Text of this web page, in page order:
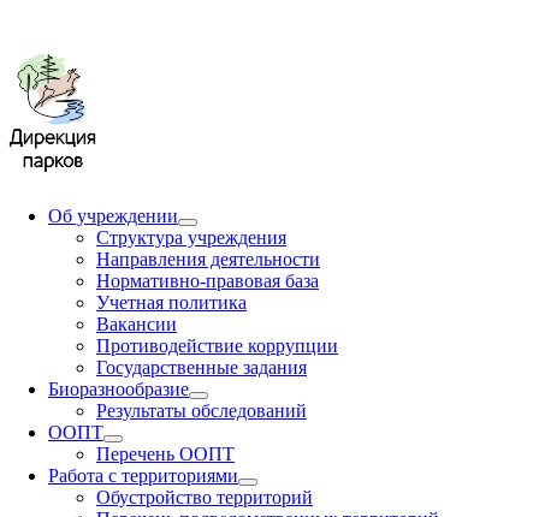
Об учреждении
Структура учреждения
Направления деятельности
Нормативно-правовая база
Учетная политика
Вакансии
Противодействие коррупции
Государственные задания
Биоразнообразие
Результаты обследований
ООПТ
Перечень ООПТ
Работа с территориями
Обустройство территорий